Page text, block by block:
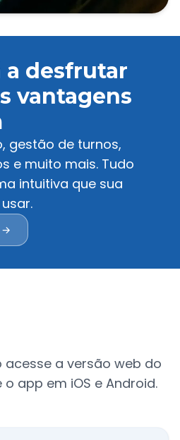
a desfrutar
vantagens
gestão de turnos,
e muito mais. Tudo
intuitiva que sua
→
acesse a versão web do
app em iOS e Android.